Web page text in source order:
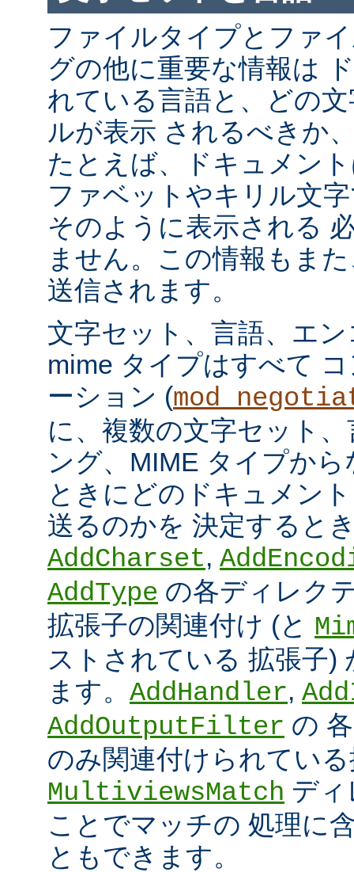
ファイルタイプとファ
グの他に重要な情報は
れている言語と、どの
ルが表示 されるべきか
たとえば、ドキュメン
ファベットやキリル文
そのように表示される
ません。この情報もま
送信されます。
文字セット、言語、エ
mime タイプはすべて
ーション (
に、複数の文字セット
ング、MIME タイプか
ときにどのドキュメン
送るのかを 決定すると
AddCharset,
AddType の各ディレク
拡張子の関連付け (と
ストされている 拡張子)
ます。 AddHandler,
AddOutputFilter の
のみ関連付けられてい
MultiviewsMatch デ
ことでマッチの 処理に
ともできます。